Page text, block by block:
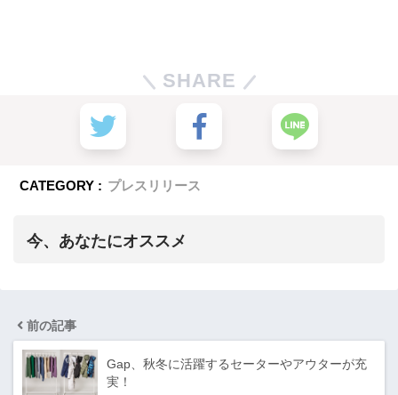
SHARE
CATEGORY : プレスリリース
今、あなたにオススメ
前の記事
Gap、秋冬に活躍するセーターやアウターが充
実！